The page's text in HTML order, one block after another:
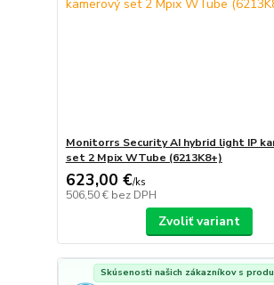
Monitorrs Security AI hybrid light IP
set 2 Mpix WTube (6213K8+)
623,00 €/ks
506,50 € bez DPH
Zvoliť variant
Skúsenosti našich zákazníkov s